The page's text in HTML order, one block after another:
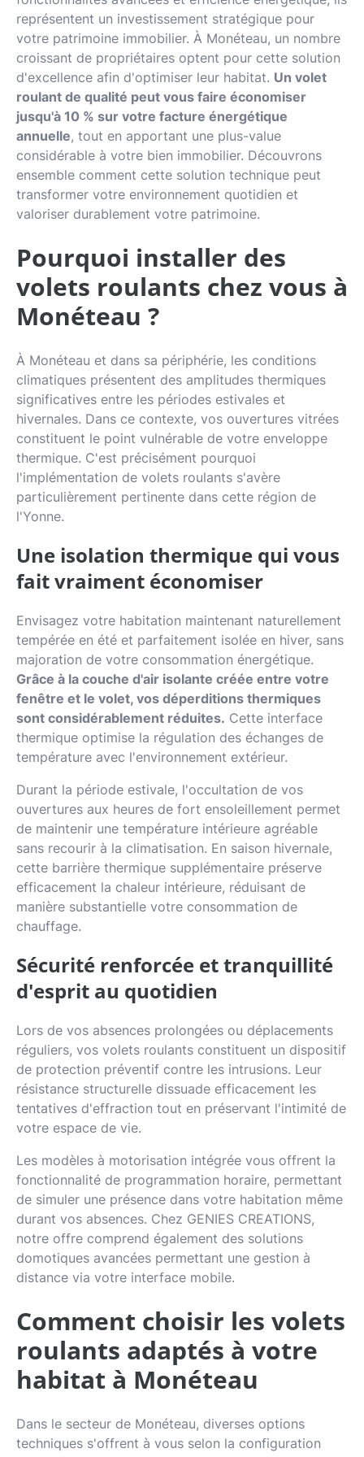
Actualités
Avis clients
représentent un investissement stratégique pour
votre patrimoine immobilier. À Monéteau, un nombre
croissant de propriétaires optent pour cette solution
d'excellence afin d'optimiser leur habitat. Un volet
roulant de qualité peut vous faire économiser
jusqu'à 10 % sur votre facture énergétique
annuelle, tout en apportant une plus-value
considérable à votre bien immobilier. Découvrons
ensemble comment cette solution technique peut
transformer votre environnement quotidien et
valoriser durablement votre patrimoine.
Pourquoi installer des
volets roulants chez vous à
Monéteau ?
À Monéteau et dans sa périphérie, les conditions
climatiques présentent des amplitudes thermiques
significatives entre les périodes estivales et
hivernales. Dans ce contexte, vos ouvertures vitrées
constituent le point vulnérable de votre enveloppe
thermique. C'est précisément pourquoi
l'implémentation de volets roulants s'avère
particulièrement pertinente dans cette région de
l'Yonne.
Une isolation thermique qui vous
fait vraiment économiser
Envisagez votre habitation maintenant naturellement
tempérée en été et parfaitement isolée en hiver, sans
majoration de votre consommation énergétique.
Grâce à la couche d'air isolante créée entre votre
fenêtre et le volet, vos déperditions thermiques
sont considérablement réduites. Cette interface
thermique optimise la régulation des échanges de
température avec l'environnement extérieur.
Durant la période estivale, l'occultation de vos
ouvertures aux heures de fort ensoleillement permet
de maintenir une température intérieure agréable
sans recourir à la climatisation. En saison hivernale,
cette barrière thermique supplémentaire préserve
efficacement la chaleur intérieure, réduisant de
manière substantielle votre consommation de
chauffage.
Sécurité renforcée et tranquillité
d'esprit au quotidien
Lors de vos absences prolongées ou déplacements
réguliers, vos volets roulants constituent un dispositif
de protection préventif contre les intrusions. Leur
résistance structurelle dissuade efficacement les
tentatives d'effraction tout en préservant l'intimité de
votre espace de vie.
Les modèles à motorisation intégrée vous offrent la
fonctionnalité de programmation horaire, permettant
de simuler une présence dans votre habitation même
durant vos absences. Chez GENIES CREATIONS,
notre offre comprend également des solutions
domotiques avancées permettant une gestion à
distance via votre interface mobile.
Comment choisir les volets
roulants adaptés à votre
habitat à Monéteau
Dans le secteur de Monéteau, diverses options
techniques s'offrent à vous selon la configuration